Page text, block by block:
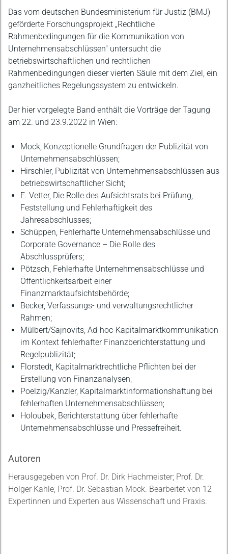
Das vom deutschen Bundesministerium für Justiz (BMJ)
geförderte Forschungsprojekt „Rechtliche
Rahmenbedingungen für die Kommunikation von
Unternehmensabschlüssen" untersucht die
betriebswirtschaftlichen und rechtlichen
Rahmenbedingungen dieser vierten Säule mit dem Ziel, ein
ganzheitliches Regelungssystem zu entwickeln.
Der hier vorgelegte Band enthält die Vorträge der Tagung
am 22. und 23.9.2022 in Wien:
Mock, Konzeptionelle Grundfragen der Publizität von
Unternehmensabschlüssen;
Hirschler, Publizität von Unternehmensabschlüssen aus
betriebswirtschaftlicher Sicht;
E. Vetter, Die Rolle des Aufsichtsrats bei Prüfung,
Feststellung und Fehlerhaftigkeit des
Jahresabschlusses;
Schüppen, Fehlerhafte Unternehmensabschlüsse und
Corporate Governance – Die Rolle des
Abschlussprüfers;
Pötzsch, Fehlerhafte Unternehmensabschlüsse und
Öffentlichkeitsarbeit einer
Finanzmarktaufsichtsbehörde;
Becker, Verfassungs- und verwaltungsrechtlicher
Rahmen;
Mülbert/Sajnovits, Ad-hoc-Kapitalmarktkommunikation
im Kontext fehlerhafter Finanzberichterstattung und
Regelpublizität;
Florstedt, Kapitalmarktrechtliche Pflichten bei der
Erstellung von Finanzanalysen;
Poelzig/Kanzler, Kapitalmarktinformationshaftung bei
fehlerhaften Unternehmensabschlüssen;
Holoubek, Berichterstattung über fehlerhafte
Unternehmensabschlüsse und Pressefreiheit.
Autoren
Herausgegeben von Prof. Dr. Dirk Hachmeister; Prof. Dr.
Holger Kahle; Prof. Dr. Sebastian Mock. Bearbeitet von 12
Expertinnen und Experten aus Wissenschaft und Praxis.